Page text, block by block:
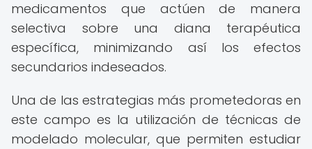
medicamentos que actúen de manera
selectiva sobre una diana terapéutica
específica, minimizando así los efectos
secundarios indeseados.
Una de las estrategias más prometedoras en
este campo es la utilización de técnicas de
modelado molecular, que permiten estudiar